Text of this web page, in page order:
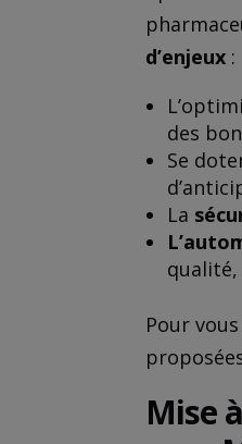
d’enjeux :
des
Se
La
Pour
Mise